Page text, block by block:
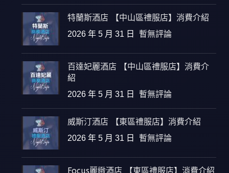
特蘭斯酒店 【中山區禮服店】消費介紹
2026 年 5 月 31 日 暫無評論
百達妃麗酒店 【中山區禮服店】消費介
紹
2026 年 5 月 31 日 暫無評論
威斯汀酒店 【東區禮服店】消費介紹
2026 年 5 月 31 日 暫無評論
Focus麗緻酒店 【東區禮服店】消費介紹